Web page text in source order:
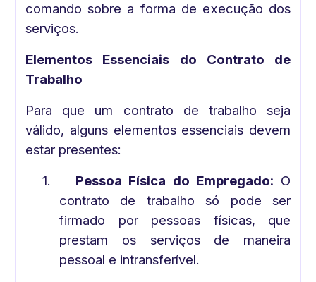
comando sobre a forma de execução dos
serviços.
Elementos Essenciais do Contrato de
Trabalho
Para que um contrato de trabalho seja
válido, alguns elementos essenciais devem
estar presentes:
1.
Pessoa Física do Empregado: O
contrato de trabalho só pode ser
firmado por pessoas físicas, que
prestam os serviços de maneira
pessoal e intransferível.